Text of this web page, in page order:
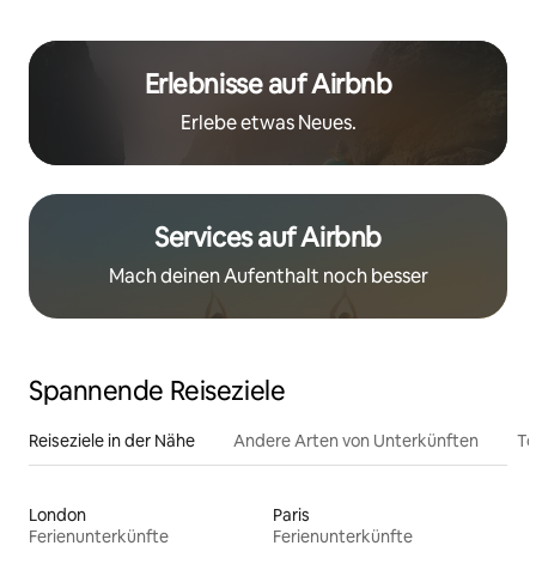
Erlebnisse auf Airbnb
Erlebe etwas Neues.
Services auf Airbnb
Mach deinen Aufenthalt noch besser
Spannende Reiseziele
Reiseziele in der Nähe Andere Arten von Unterkünften
London
Ferienunterkünfte
Paris
Ferienunterkünfte